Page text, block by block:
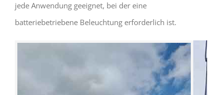
jede Anwendung geeignet, bei der eine
batteriebetriebene Beleuchtung erforderlich ist.